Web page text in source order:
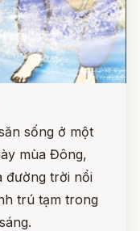
sống ở một
mùa Đông,
đường trời nổi
trú tạm trong